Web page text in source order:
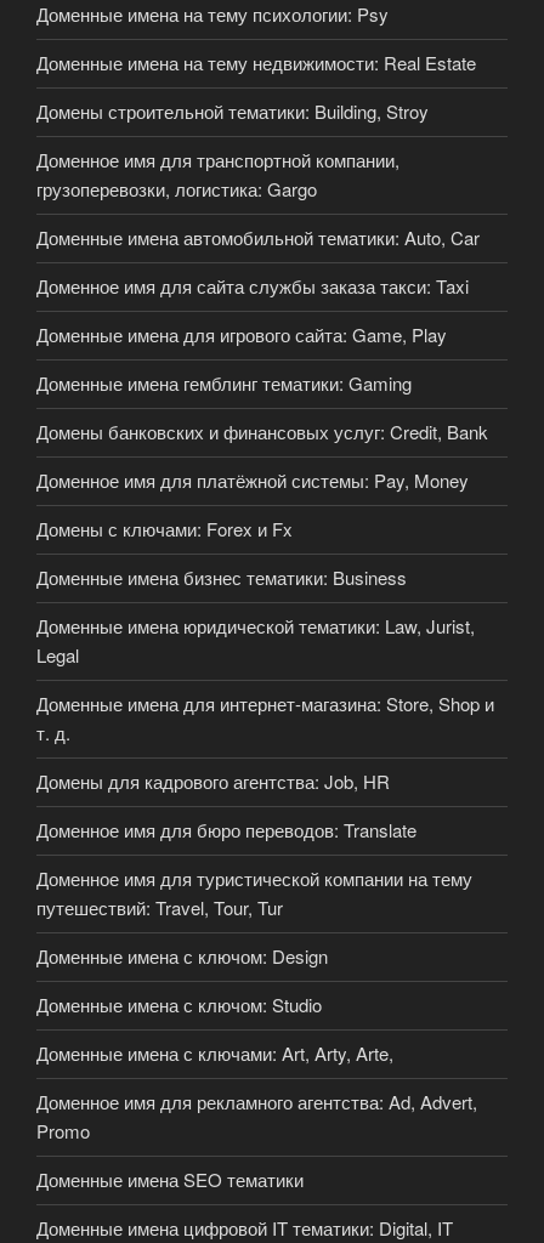
Доменные имена на тему психологии: Psy
Доменные имена на тему недвижимости: Real Estate
Домены строительной тематики: Building, Stroy
Доменное имя для транспортной компании,
грузоперевозки, логистика: Gargo
Доменные имена автомобильной тематики: Auto, Car
Доменное имя для сайта службы заказа такси: Taxi
Доменные имена для игрового сайта: Game, Play
Доменные имена гемблинг тематики: Gaming
Домены банковских и финансовых услуг: Credit, Bank
Доменное имя для платёжной системы: Pay, Money
Домены с ключами: Forex и Fx
Доменные имена бизнес тематики: Business
Доменные имена юридической тематики: Law, Jurist,
Legal
Доменные имена для интернет-магазина: Store, Shop и
т. д.
Домены для кадрового агентства: Job, HR
Доменное имя для бюро переводов: Translate
Доменное имя для туристической компании на тему
путешествий: Travel, Tour, Tur
Доменные имена с ключом: Design
Доменные имена с ключом: Studio
Доменные имена с ключами: Art, Arty, Arte,
Доменное имя для рекламного агентства: Ad, Advert,
Promo
Доменные имена SEO тематики
Доменные имена цифровой IT тематики: Digital, IT